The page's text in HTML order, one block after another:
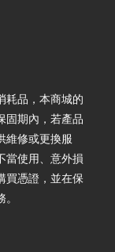
耗品，本商城的
固期內，若產品
維修或更換服
當使用、意外損
買憑證，並在保